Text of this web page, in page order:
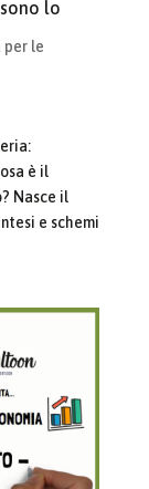
lo
per le
è il
Nasce il
e schemi